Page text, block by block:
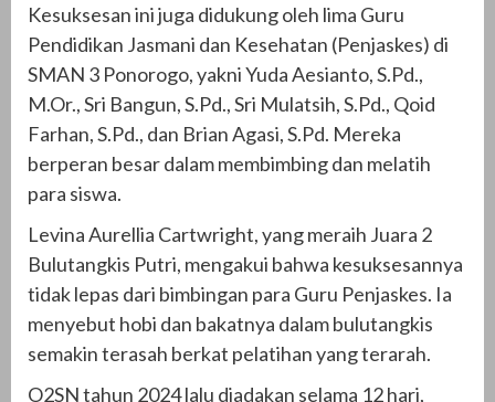
Kesuksesan ini juga didukung oleh lima Guru
Pendidikan Jasmani dan Kesehatan (Penjaskes) di
SMAN 3 Ponorogo, yakni Yuda Aesianto, S.Pd.,
M.Or., Sri Bangun, S.Pd., Sri Mulatsih, S.Pd., Qoid
Farhan, S.Pd., dan Brian Agasi, S.Pd. Mereka
berperan besar dalam membimbing dan melatih
para siswa.
Levina Aurellia Cartwright, yang meraih Juara 2
Bulutangkis Putri, mengakui bahwa kesuksesannya
tidak lepas dari bimbingan para Guru Penjaskes. Ia
menyebut hobi dan bakatnya dalam bulutangkis
semakin terasah berkat pelatihan yang terarah.
O2SN tahun 2024 lalu diadakan selama 12 hari,